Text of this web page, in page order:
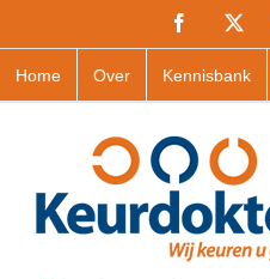
Facebook
Home Over Kennisbank